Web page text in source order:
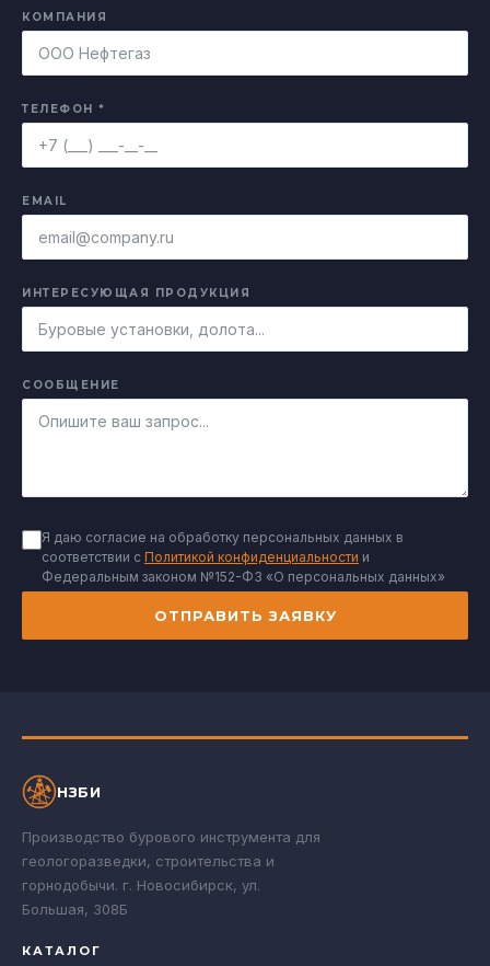
КОМПАНИЯ
ТЕЛЕФОН *
EMAIL
ИНТЕРЕСУЮЩАЯ ПРОДУКЦИЯ
СООБЩЕНИЕ
Я даю согласие на обработку персональных данных в
соответствии с Политикой конфиденциальности и
Федеральным законом №152-ФЗ «О персональных данных»
ОТПРАВИТЬ ЗАЯВКУ
НЗБИ
Производство бурового инструмента для
геологоразведки, строительства и
горнодобычи. г. Новосибирск, ул.
Большая, 308Б
КАТАЛОГ